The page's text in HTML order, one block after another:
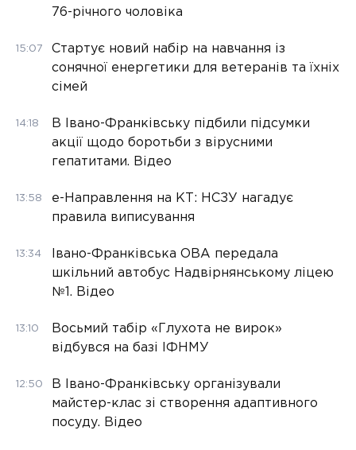
76-річного чоловіка
15:07
Стартує новий набір на навчання із
сонячної енергетики для ветеранів та їхніх
сімей
14:18
В Івано-Франківську підбили підсумки
акції щодо боротьби з вірусними
гепатитами. Відео
13:58
е-Направлення на КТ: НСЗУ нагадує
правила виписування
13:34
Івано-Франківська ОВА передала
шкільний автобус Надвірнянському ліцею
№1. Відео
13:10
Восьмий табір «Глухота не вирок»
відбувся на базі ІФНМУ
12:50
В Івано-Франківську організували
майстер-клас зі створення адаптивного
посуду. Відео